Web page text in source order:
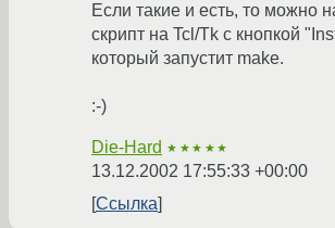
Если такие и есть, то можно
скрипт на Tcl/Tk с кнопкой
который запустит make.
:-)
Die-Hard ★★★★★
13.12.2002 17:55:33 +00:00
Ссылка